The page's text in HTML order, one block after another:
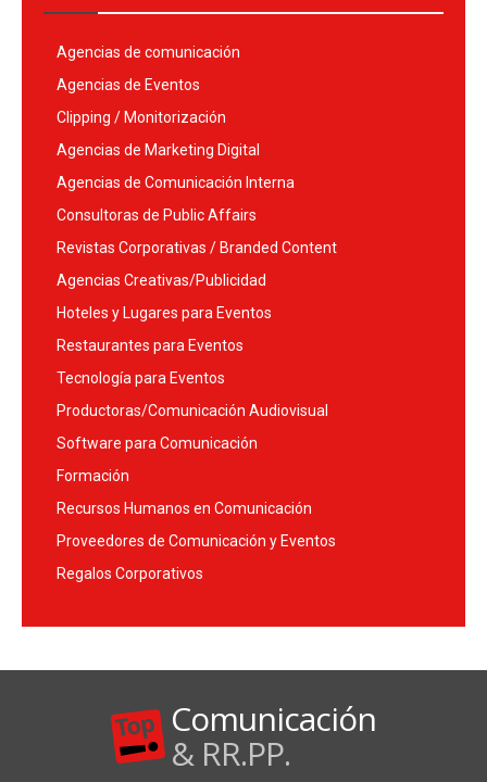
Agencias de comunicación
Agencias de Eventos
Clipping / Monitorización
Agencias de Marketing Digital
Agencias de Comunicación Interna
Consultoras de Public Affairs
Revistas Corporativas / Branded Content
Agencias Creativas/Publicidad
Hoteles y Lugares para Eventos
Restaurantes para Eventos
Tecnología para Eventos
Productoras/Comunicación Audiovisual
Software para Comunicación
Formación
Recursos Humanos en Comunicación
Proveedores de Comunicación y Eventos
Regalos Corporativos
Comunicación
& RR.PP.